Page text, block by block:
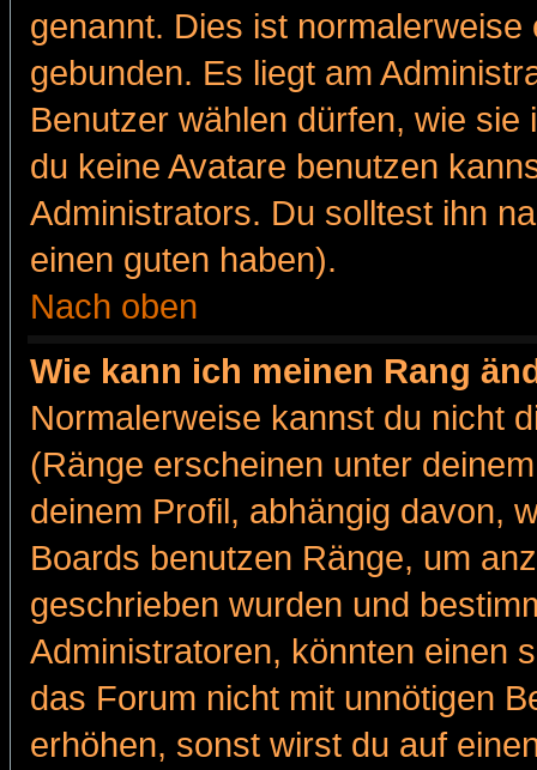
genannt. Dies ist
gebunden. Es liegt am
Benutzer wählen dürfen, wie
du keine Avatare benutzen
Administrators. Du solltest ihn
einen guten haben).
Nach oben
Wie kann ich meinen Rang
Normalerweise kannst du nicht
(Ränge erscheinen unter
deinem Profil, abhängig davon,
Boards benutzen Ränge, um
geschrieben wurden und
Administratoren, könnten einen
das Forum nicht mit unnötigen
erhöhen, sonst wirst du auf